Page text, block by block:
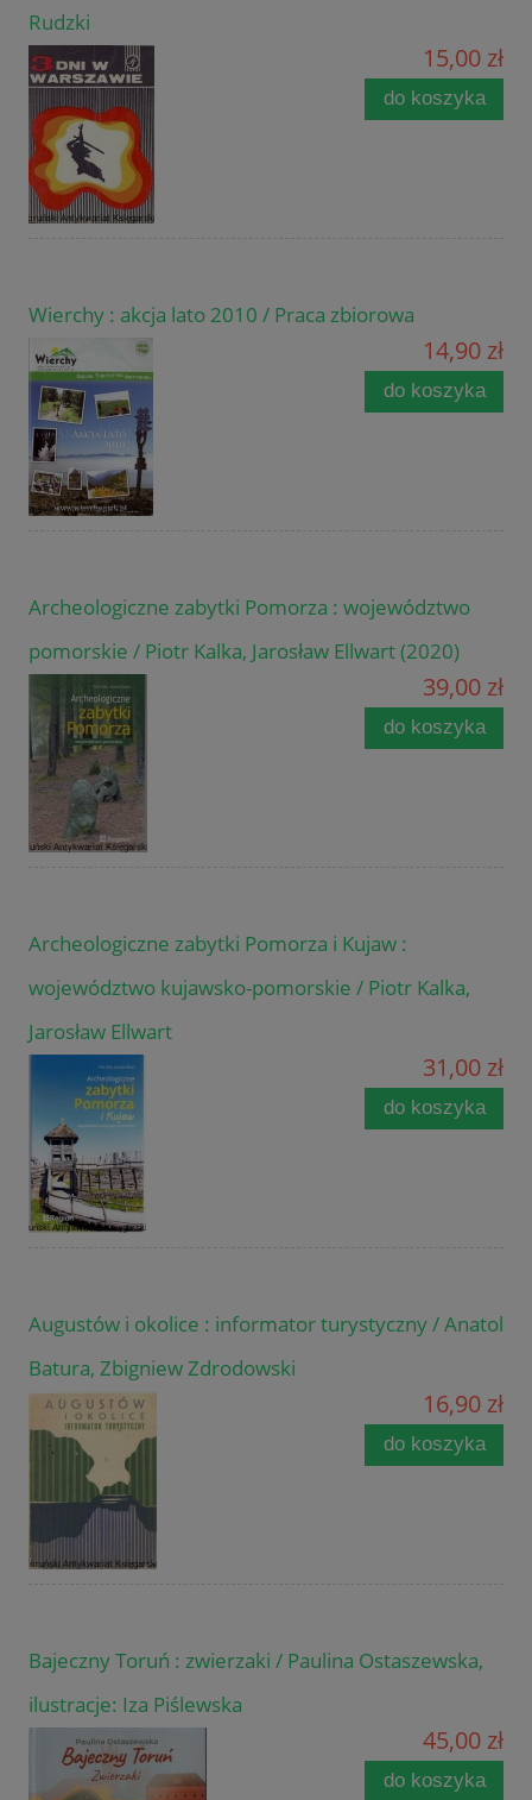
Rudzki
15,00 zł
do koszyka
Wierchy : akcja lato 2010 / Praca zbiorowa
14,90 zł
do koszyka
Archeologiczne zabytki Pomorza : województwo
pomorskie / Piotr Kalka, Jarosław Ellwart (2020)
39,00 zł
do koszyka
Archeologiczne zabytki Pomorza i Kujaw :
województwo kujawsko-pomorskie / Piotr Kalka,
Jarosław Ellwart
31,00 zł
do koszyka
Augustów i okolice : informator turystyczny / Anatol
Batura, Zbigniew Zdrodowski
16,90 zł
do koszyka
Bajeczny Toruń : zwierzaki / Paulina Ostaszewska,
ilustracje: Iza Piślewska
45,00 zł
do koszyka